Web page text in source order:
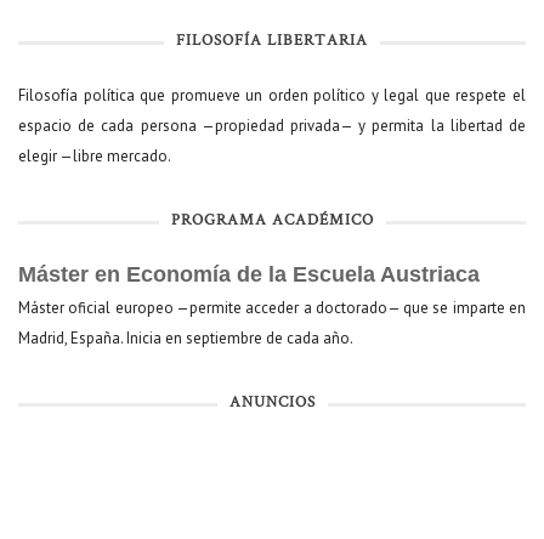
FILOSOFÍA LIBERTARIA
Filosofía política que promueve un orden político y legal que respete el
espacio de cada persona —propiedad privada— y permita la libertad de
elegir —libre mercado.
PROGRAMA ACADÉMICO
Máster en Economía de la Escuela Austriaca
Máster oficial europeo —permite acceder a doctorado— que se imparte en
Madrid, España. Inicia en septiembre de cada año.
ANUNCIOS